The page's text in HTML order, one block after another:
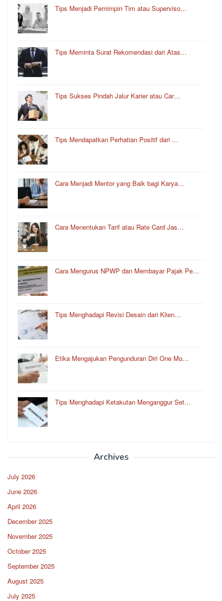
Tips Menjadi Pemimpin Tim atau Superviso…
Tips Meminta Surat Rekomendasi dari Atas…
Tips Sukses Pindah Jalur Karier atau Car…
Tips Mendapatkan Perhatian Positif dari …
Cara Menjadi Mentor yang Baik bagi Karya…
Cara Menentukan Tarif atau Rate Card Jas…
Cara Mengurus NPWP dan Membayar Pajak Pe…
Tips Menghadapi Revisi Desain dari Klien…
Etika Mengajukan Pengunduran Diri One Mo…
Tips Menghadapi Ketakutan Menganggur Set…
Archives
July 2026
June 2026
April 2026
December 2025
November 2025
October 2025
September 2025
August 2025
July 2025